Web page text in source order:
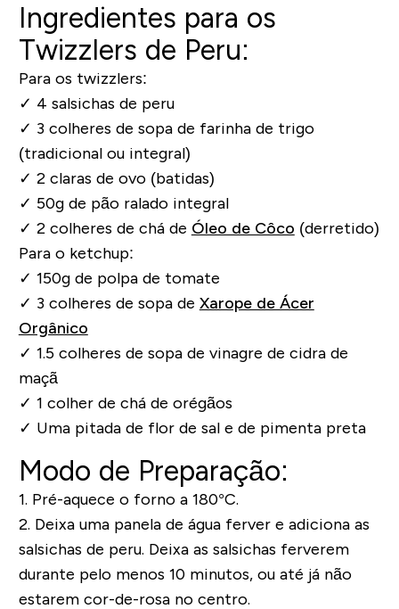
Ingredientes para os
Twizzlers de Peru:
Para os twizzlers:
✓ 4 salsichas de peru
✓ 3 colheres de sopa de farinha de trigo
(tradicional ou integral)
✓ 2 claras de ovo (batidas)
✓ 50g de pão ralado integral
✓ 2 colheres de chá de Óleo de Côco (derretido)
Para o ketchup:
✓ 150g de polpa de tomate
✓ 3 colheres de sopa de Xarope de Ácer
Orgânico
✓ 1.5 colheres de sopa de vinagre de cidra de
maçã
✓ 1 colher de chá de orégãos
✓ Uma pitada de flor de sal e de pimenta preta
Modo de Preparação:
1. Pré-aquece o forno a 180°C.
2. Deixa uma panela de água ferver e adiciona as
salsichas de peru. Deixa as salsichas ferverem
durante pelo menos 10 minutos, ou até já não
estarem cor-de-rosa no centro.